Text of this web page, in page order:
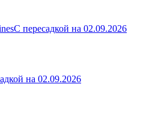
С пересадкой на 02.09.2026
на 02.09.2026